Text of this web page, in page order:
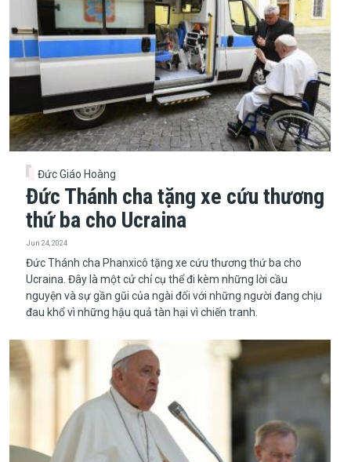
Đức Giáo Hoàng
Đức Thánh cha tặng xe cứu thương
thứ ba cho Ucraina
Jun 24, 2024
Đức Thánh cha Phanxicô tặng xe cứu thương thứ ba cho
Ucraina. Đây là một cử chỉ cụ thể đi kèm những lời cầu
nguyện và sự gần gũi của ngài đối với những người đang chịu
đau khổ vì những hậu quả tàn hại vì chiến tranh.